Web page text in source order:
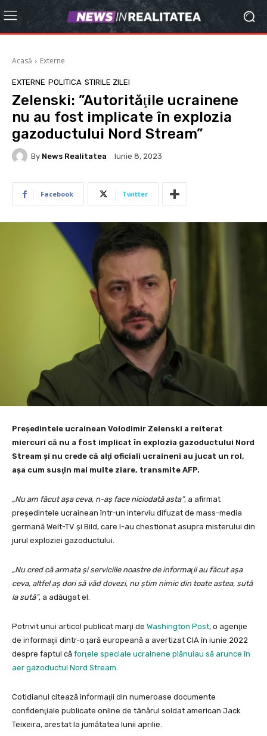
Acasă Externe
EXTERNE POLITICA STIRILE ZILEI
Zelenski: ”Autorităţile ucrainene
nu au fost implicate în explozia
gazoductului Nord Stream”
By News Realitatea Iunie 8, 2023
Facebook Twitter
Preşedintele ucrainean Volodimir Zelenski a reiterat
miercuri că nu a fost implicat în explozia gazoductului Nord
Stream şi nu crede că alţi oficiali ucraineni au jucat un rol,
aşa cum susţin mai multe ziare, transmite AFP.
„Nu am făcut aşa ceva, n-aş face niciodată asta”, a afirmat
preşedintele ucrainean într-un interviu difuzat de mass-media
germană Welt-TV şi Bild, care l-au chestionat asupra misterului din
jurul exploziei gazoductului.
„Nu cred că armata şi serviciile noastre de informaţii au făcut aşa
ceva, altfel aş dori să văd dovezi, nu ştim nimic din toate astea, sută
la sută”, a adăugat el.
Potrivit unui articol publicat marţi de Washington Post, o agenţie
de informaţii dintr-o ţară europeană a avertizat CIA în iunie 2022
despre faptul că forţele speciale ucrainene plănuiau să arunce în
aer gazoductul Nord Stream.
Cotidianul citează informaţii din numeroase documente
confidenţiale publicate online de tânărul soldat american Jack
Teixeira, arestat la jumătatea lunii aprilie.